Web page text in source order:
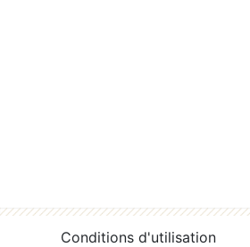
Conditions d'utilisation